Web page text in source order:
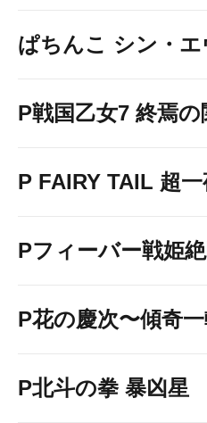
ぱちんこ シン・
P戦国乙女7 終焉の
P FAIRY TAIL 超一
Pフィーバー戦姫
P花の慶次〜傾奇
P北斗の拳 暴凶星